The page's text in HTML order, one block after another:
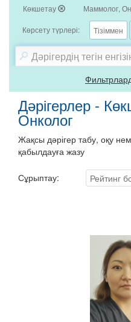
Көкшетау Маммолог,
Көрсету түрлері: Тізіммен
Дәрігерлер -
Онколог
Жақсы дәрігер табу, оқу
қабылдауға жазу
Сұрыптау: Рейтинг